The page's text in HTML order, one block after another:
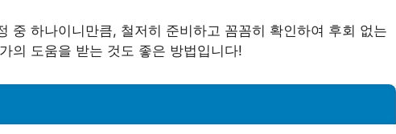
중 하나이니만큼, 철저히 준비하고 꼼꼼히 확인하여 후회 없는
의 도움을 받는 것도 좋은 방법입니다!